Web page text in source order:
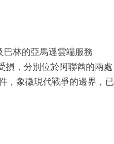
林的亞馬遜雲端服務
損，分別位於阿聯酋的兩處
，象徵現代戰爭的邊界，已